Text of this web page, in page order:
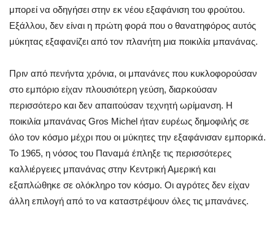
μπορεί να οδηγήσει στην εκ νέου εξαφάνιση του φρούτου.
Εξάλλου, δεν είναι η πρώτη φορά που ο θανατηφόρος αυτός
μύκητας εξαφανίζει από τον πλανήτη μια ποικιλία μπανάνας.
Πριν από πενήντα χρόνια, οι μπανάνες που κυκλοφορούσαν
στο εμπόριο είχαν πλουσιότερη γεύση, διαρκούσαν
περισσότερο και δεν απαιτούσαν τεχνητή ωρίμανση. Η
ποικιλία μπανάνας Gros Michel ήταν ευρέως δημοφιλής σε
όλο τον κόσμο μέχρι που οι μύκητες την εξαφάνισαν εμπορικά.
Το 1965, η νόσος του Παναμά έπληξε τις περισσότερες
καλλιέργειες μπανάνας στην Κεντρική Αμερική και
εξαπλώθηκε σε ολόκληρο τον κόσμο. Οι αγρότες δεν είχαν
άλλη επιλογή από το να καταστρέψουν όλες τις μπανάνες.